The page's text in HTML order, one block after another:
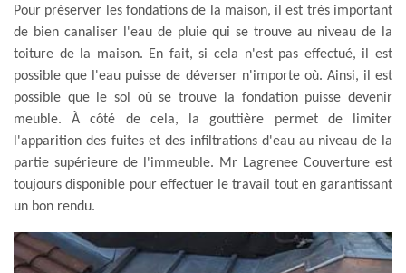
Pour préserver les fondations de la maison, il est très important
de bien canaliser l'eau de pluie qui se trouve au niveau de la
toiture de la maison. En fait, si cela n'est pas effectué, il est
possible que l'eau puisse de déverser n'importe où. Ainsi, il est
possible que le sol où se trouve la fondation puisse devenir
meuble. À côté de cela, la gouttière permet de limiter
l'apparition des fuites et des infiltrations d'eau au niveau de la
partie supérieure de l'immeuble. Mr Lagrenee Couverture est
toujours disponible pour effectuer le travail tout en garantissant
un bon rendu.